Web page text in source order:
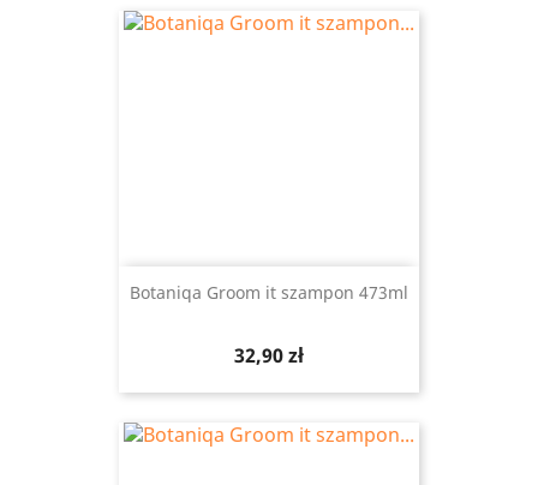
Botaniqa Groom it szampon 473ml
Cena
32,90 zł